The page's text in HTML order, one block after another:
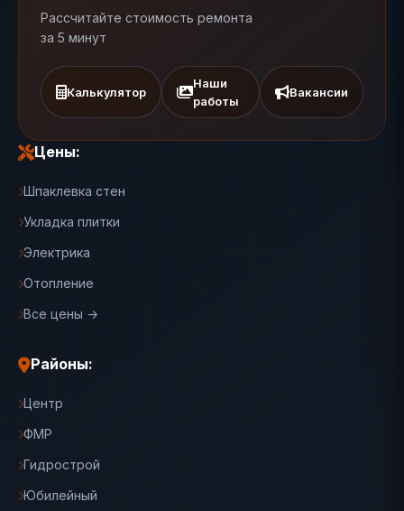
Рассчитайте стоимость ремонта
за 5 минут
Калькулятор
Наши
работы
Вакансии
Цены:
Шпаклевка стен
Укладка плитки
Электрика
Отопление
Все цены →
Районы:
Центр
ФМР
Гидрострой
Юбилейный